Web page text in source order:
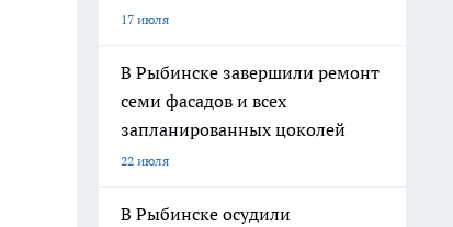
17 июля
В Рыбинске завершили ремонт
семи фасадов и всех
запланированных цоколей
22 июля
В Рыбинске осудили